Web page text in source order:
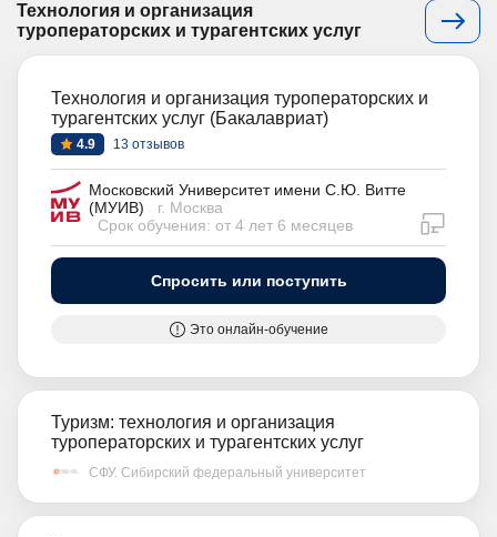
Технология и организация
туроператорских и турагентских услуг
Технология и организация туроператорских и
турагентских услуг (Бакалавриат)
4.9 13 отзывов
Московский Университет имени С.Ю. Витте
(МУИВ)
г. Москва
Срок обучения: от 4 лет 6 месяцев
Спросить или поступить
Это онлайн-обучение
Туризм: технология и организация
туроператорских и турагентских услуг
СФУ. Сибирский федеральный университет